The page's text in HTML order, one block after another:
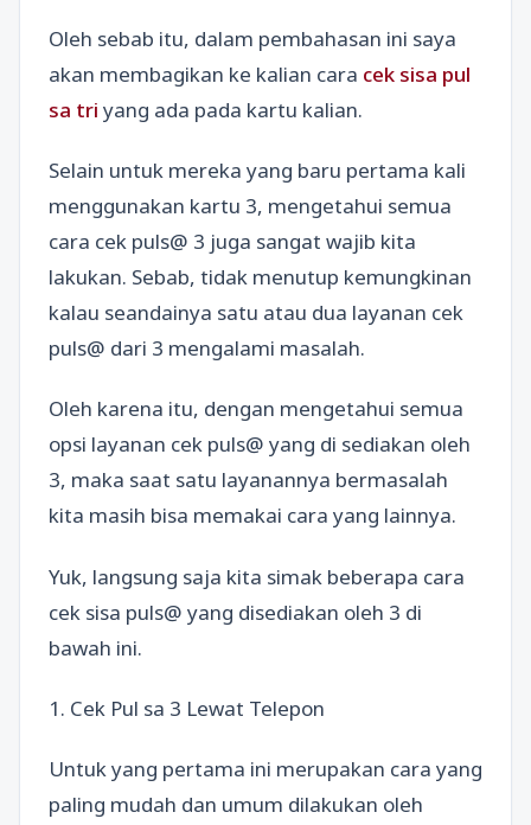
Oleh sebab itu, dalam pembahasan ini saya
akan membagikan ke kalian cara cek sisa pul
sa tri yang ada pada kartu kalian.
Selain untuk mereka yang baru pertama kali
menggunakan kartu 3, mengetahui semua
cara cek puls@ 3 juga sangat wajib kita
lakukan. Sebab, tidak menutup kemungkinan
kalau seandainya satu atau dua layanan cek
puls@ dari 3 mengalami masalah.
Oleh karena itu, dengan mengetahui semua
opsi layanan cek puls@ yang di sediakan oleh
3, maka saat satu layanannya bermasalah
kita masih bisa memakai cara yang lainnya.
Yuk, langsung saja kita simak beberapa cara
cek sisa puls@ yang disediakan oleh 3 di
bawah ini.
1. Cek Pul sa 3 Lewat Telepon
Untuk yang pertama ini merupakan cara yang
paling mudah dan umum dilakukan oleh